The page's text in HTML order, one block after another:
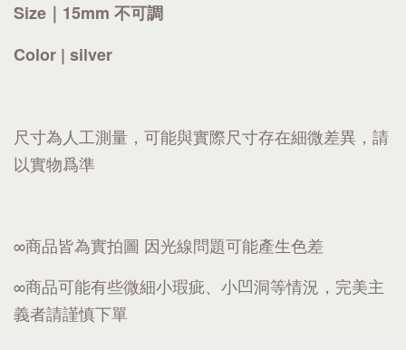
Size｜15mm 不可調
Color | silver
尺寸為人工測量，可能與實際尺寸存在細微差異，請
以實物爲準
∞商品皆為實拍圖 因光線問題可能產生色差
∞商品可能有些微細小瑕疵、小凹洞等情況，完美主
義者請謹慎下單